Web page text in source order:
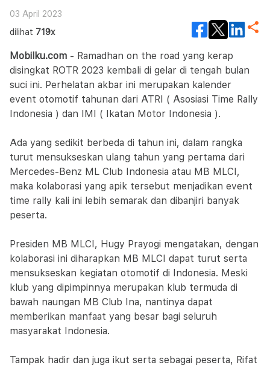
Ketepatan Waktu di Bulan Ramadhan
03 April 2023
dilihat 719x
Mobilku.com - Ramadhan on the road yang kerap
disingkat ROTR 2023 kembali di gelar di tengah bulan
suci ini. Perhelatan akbar ini merupakan kalender
event otomotif tahunan dari ATRI ( Asosiasi Time Rally
Indonesia ) dan IMI ( Ikatan Motor Indonesia ).
Ada yang sedikit berbeda di tahun ini, dalam rangka
turut mensukseskan ulang tahun yang pertama dari
Mercedes-Benz ML Club Indonesia atau MB MLCI,
maka kolaborasi yang apik tersebut menjadikan event
time rally kali ini lebih semarak dan dibanjiri banyak
peserta.
Presiden MB MLCI, Hugy Prayogi mengatakan, dengan
kolaborasi ini diharapkan MB MLCI dapat turut serta
mensukseskan kegiatan otomotif di Indonesia. Meski
klub yang dipimpinnya merupakan klub termuda di
bawah naungan MB Club Ina, nantinya dapat
memberikan manfaat yang besar bagi seluruh
masyarakat Indonesia.
Tampak hadir dan juga ikut serta sebagai peserta, Rifat